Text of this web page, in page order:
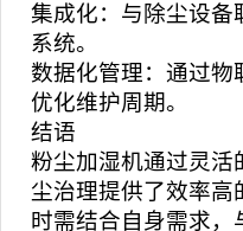
集成化：与除尘设备
系统。
数据化管理：通过物
优化维护周期。
结语
粉尘加湿机通过灵活
尘治理提供了效率高
时需结合自身需求